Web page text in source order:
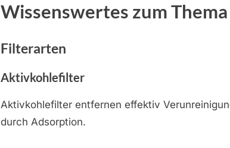
Wissenswertes zum
Filterarten
Aktivkohlefilter
Aktivkohlefilter entfernen effektiv
durch Adsorption.